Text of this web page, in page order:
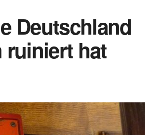
Deutschland
ruiniert hat